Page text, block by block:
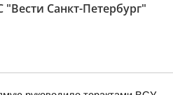
Санкт-Петербург"